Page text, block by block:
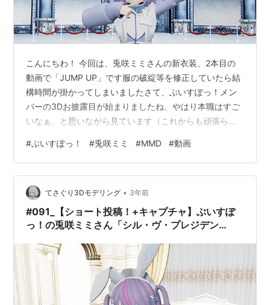
こんにちわ！ 今回は、兎咲ミミさんの新衣装、2本目の
動画で「JUMP UP」です服の破綻等を修正していたら結
構時間が掛かってしまいましたさて、ぶいすぽっ！メン
バーの3Dお披露目が始まりましたね、やはり本職はすご
いなぁ、と思いながら見ています（これからも頑張らな
はどの衣装で実装なのかな？これからの配信でライブと
かあるのかな？ 楽しみな事がたくさんありますねでは、
今回の動画です 【YouTube】 youtu.be 【ニコニコ動
画】 【ぶいすぽっ！MMD】兎咲ミミさん_JUMP UP【自
作3Dモデル】 - ニコニコ動画 【お借りしたもの】 楽
曲…
#ぶいすぽっ！ #兎咲ミミ #MMD #動画
てさぐり3Dモデリング • 3年前
#091_【ショート投稿！+キャプチャ】ぶいすぽ
っ！の兎咲ミミさん「シル・ヴ・プレジデン